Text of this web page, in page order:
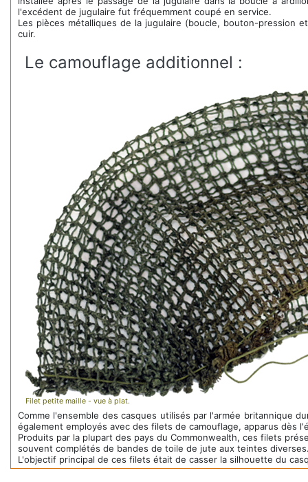
l'excédent de jugulaire fut fréquemment coupé en service.
Les pièces métalliques de la jugulaire (boucle, bouton-
cuir.
Le camouflage additionnel :
Filet petite maille - vue à plat.
Comme l'ensemble des casques utilisés par l'armée britannique
également employés avec des filets de camouflage, apparus dès
Produits par la plupart des pays du Commonwealth, ces filets
souvent complétés de bandes de toile de jute aux teintes
L'objectif principal de ces filets était de casser la silhouette du